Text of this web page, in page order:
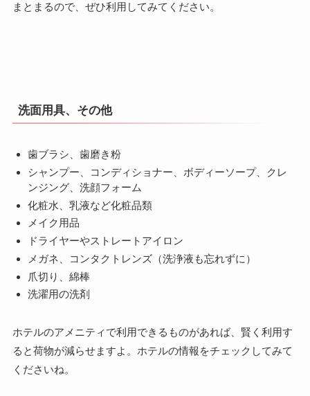
まとまるので、ぜひ利用してみてください。
洗面用具、その他
歯ブラシ、歯磨き粉
シャンプー、コンディショナー、ボディーソープ、クレ
ンジング、洗顔フォーム
化粧水、乳液など化粧品類
メイク用品
ドライヤーやストレートアイロン
メガネ、コンタクトレンズ（洗浄液も忘れずに）
爪切り、綿棒
洗濯用の洗剤
ホテルのアメニティで利用できるものがあれば、賢く利用す
ると荷物が減らせますよ。ホテルの情報をチェックしてみて
くださいね。